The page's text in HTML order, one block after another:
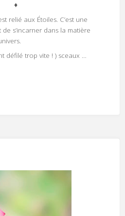
♦
relié aux Étoiles. C’est une
s’incarner dans la matière
défilé trop vite ! ) sceaux …